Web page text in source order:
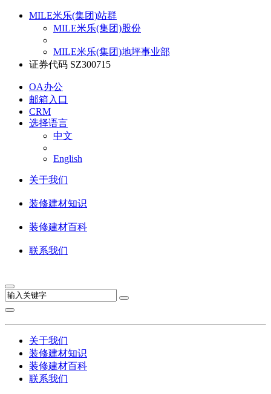
MILE米乐(集团)站群
MILE米乐(集团)股份
MILE米乐(集团)地坪事业部
证券代码 SZ300715
OA办公
邮箱入口
CRM
选择语言
中文
English
关于我们
装修建材知识
装修建材百科
联系我们
关于我们
装修建材知识
装修建材百科
联系我们